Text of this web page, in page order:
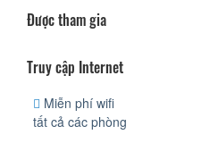
Được tham gia
Truy cập Internet
Miễn phí wifi
tất cả các phòng